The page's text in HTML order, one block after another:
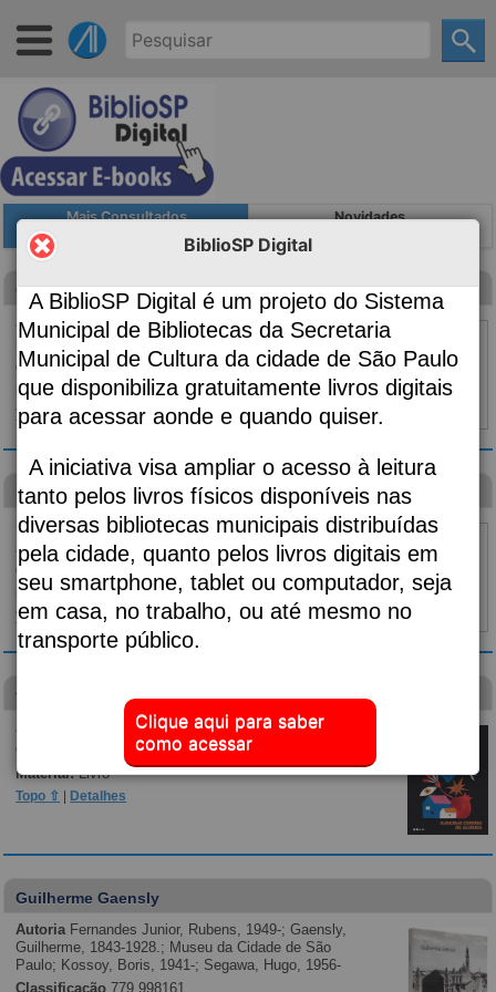
BiblioSP Digital
A BiblioSP Digital é um projeto do Sistema
Municipal de Bibliotecas da Secretaria
Municipal de Cultura da cidade de São Paulo
que disponibiliza gratuitamente livros digitais
para acessar aonde e quando quiser.
A iniciativa visa ampliar o acesso à leitura
tanto pelos livros físicos disponíveis nas
diversas bibliotecas municipais distribuídas
pela cidade, quanto pelos livros digitais em
seu smartphone, tablet ou computador, seja
em casa, no trabalho, ou até mesmo no
transporte público.
Clique aqui para saber
como acessar
Mais Consultados Novidades
Canção para ninar menino grande
Autoria
Evaristo, Conceição, 1946-;
2ª edição
Classificação 869.34
Material:Livro
Topo ⇧|Detalhes
Diário de um banana
Subtítulo:vai fundo
AutoriaKinney, Jeff, 1971-;
Classificação
Material:Livro
Topo ⇧|Detalhes
visão das plantas
Almeida, Djaimilia Pereira de, 1982-;
Classificação
p869.35
Material:Livro
Topo ⇧ Detalhes
Guilherme Gaensly
Autoria Fernandes Junior, Rubens, 1949-; Gaensly,
Guilherme, 1843-1928.; Museu da Cidade de São
Paulo; Kossoy, Boris, 1941-; Segawa, Hugo, 1956-
Classificação779.998161